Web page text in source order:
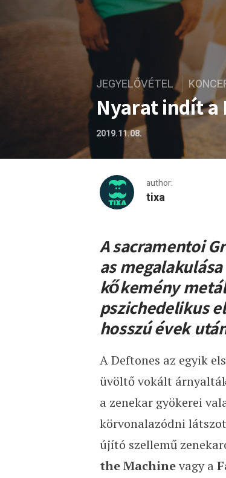
JEGYELŐVÉTEL
Nyarat indít a
2019.11.08.
author:
tixa
Nyarat indít a
A sacramentoi
as
kőkemény
pszichedelikus
hosszú évek
A Deftones az egyik
üvöltő vokált
a zenekar gyökerei
körvonalazódni
újító szellemű
the Machinevagy a